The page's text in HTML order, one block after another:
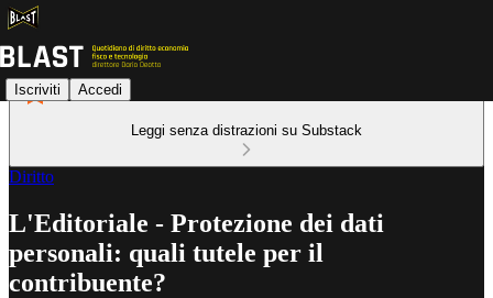
Iscriviti Accedi
Leggi senza distrazioni su Substack
Diritto
L'Editoriale - Protezione dei dati
personali: quali tutele per il
contribuente?